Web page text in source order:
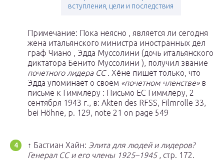
вступления, цели и последствия
Примечание: Пока неясно , является ли сегодня
жена итальянского министра иностранных дел
граф Чиано , Эдда Муссолини (дочь итальянского
диктатора Бенито Муссолини ), получил звание
почетного лидера СС. Хёне пишет только, что
Эдда упоминает о своем «почетном членстве»в
письме к Гиммлеру : Письмо ЕС Гиммлеру, 2
сентября 1943 г., в: Akten des RFSS, Filmrolle 33,
bei Höhne, p. 129, note 21 on page 549
↑ Бастиан Хайн: Элита для людей и лидеров?
Генерал СС и его члены 1925–1945, стр. 172.